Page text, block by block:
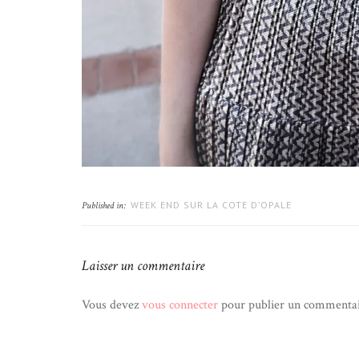
Published in: WEEK END SUR LA COTE D’OPALE
Laisser un commentaire
Vous devezvous connecterpour publier un